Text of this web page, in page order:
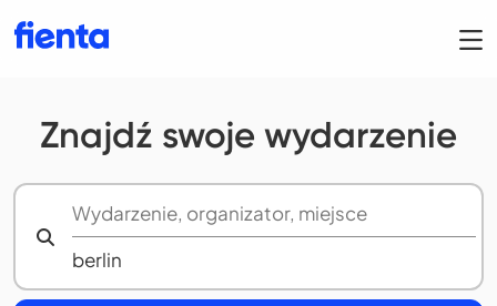
Znajdź swoje wydarzenie